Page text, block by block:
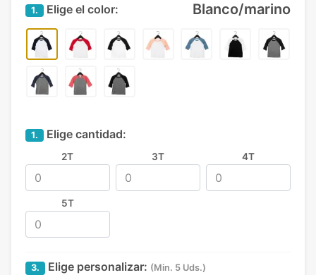
1. Elige el color: Blanco/marino
1. Elige cantidad:
2T 3T 4T
5T
3. Elige personalizar: (Min. 5 Uds.)